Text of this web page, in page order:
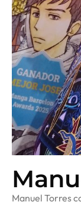
Manuel Torres